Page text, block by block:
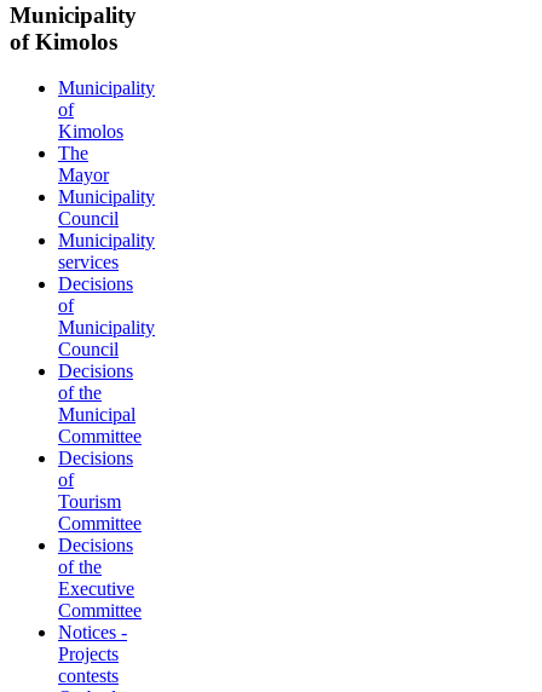
Municipality
of Kimolos
Municipality
of
Kimolos
The
Mayor
Municipality
Council
Municipality
services
Decisions
of
Municipality
Council
Decisions
of the
Municipal
Committee
Decisions
of
Tourism
Committee
Decisions
of the
Executive
Committee
Notices -
Projects
contests